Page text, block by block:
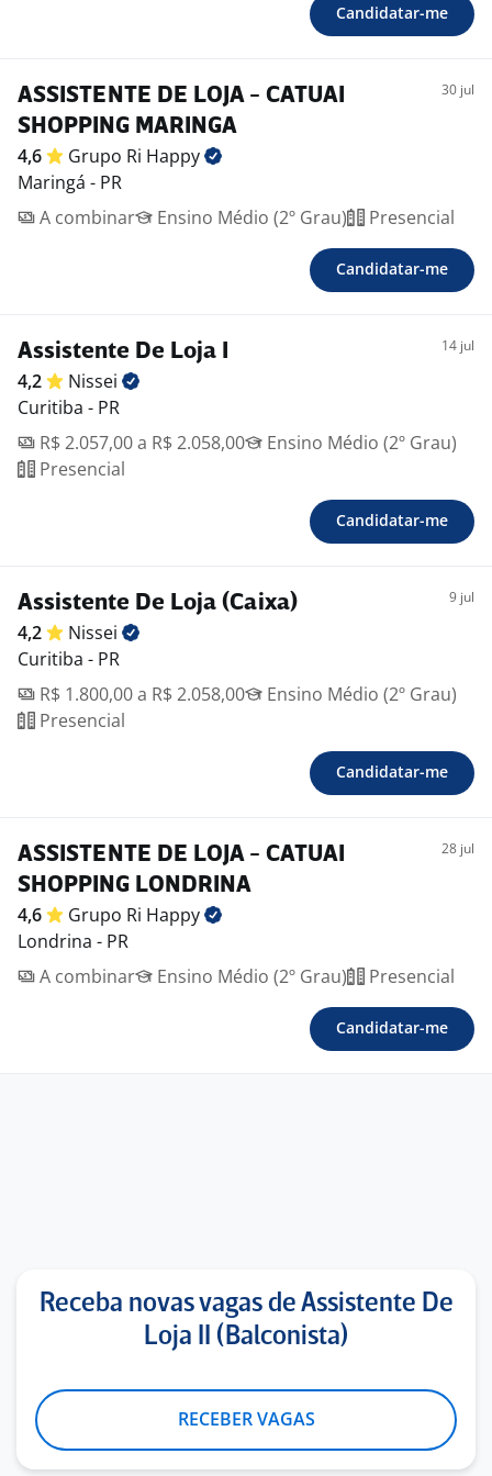
-. Plano de Saúde Unimed (opcional)
Candidatar-me
ASSISTENTE DE LOJA - CATUAI
SHOPPING MARINGA
30 jul
4,6 Grupo Ri Happy
Maringá - PR
A combinar
Ensino Médio (2º Grau) Presencial
Candidatar-me
Assistente De Loja I 14 jul
4,2
Nissei
Curitiba - PR
R$ 2.057,00 a R$ 2.058,00
Ensino Médio (2º Grau)
Presencial
Candidatar-me
Assistente De Loja (Caixa) 9 jul
4,2
Nissei
Curitiba - PR
R$ 1.800,00 a R$ 2.058,00
Ensino Médio (2º Grau)
Presencial
Candidatar-me
ASSISTENTE DE LOJA - CATUAI
SHOPPING LONDRINA
28 jul
4,6 Grupo Ri Happy
Londrina - PR
A combinar
Ensino Médio (2º Grau) Presencial
Candidatar-me
Receba novas vagas de Assistente De
Loja II (Balconista)
RECEBER VAGAS